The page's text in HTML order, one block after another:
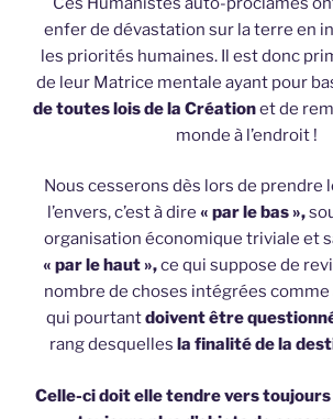
enfer de dévastation sur la terre en
les priorités humaines. Il est donc
de leur Matrice mentale ayant pour
de toutes lois de la Créationet de
monde à l’endroit !
Nous cesserons dès lors de prendre
l’envers, c’est à dire « par le bas »,
organisation économique triviale et
« par le haut »,ce qui suppose de
nombre de choses intégrées comme
qui pourtantdoivent être
rang desquelles la finalité de la
Celle-ci doit elle tendre vers